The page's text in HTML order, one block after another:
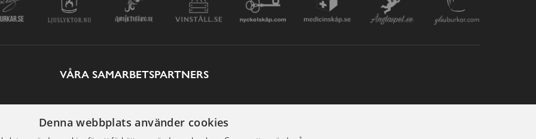
VÅRA SAMARBETSPARTNERS
Denna webbplats använder cookies